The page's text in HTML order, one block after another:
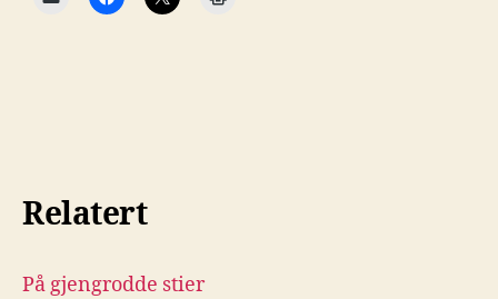
Relatert
På gjengrodde stier